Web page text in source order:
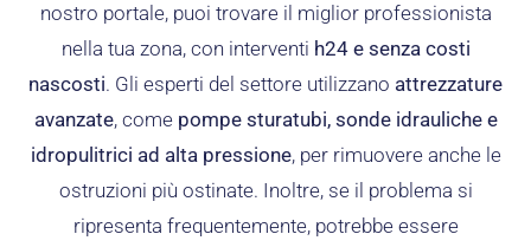
nostro portale, puoi trovare il miglior professionista
nella tua zona, con interventi h24 e senza costi
nascosti. Gli esperti del settore utilizzano attrezzature
avanzate, come pompe sturatubi, sonde idrauliche e
idropulitrici ad alta pressione, per rimuovere anche le
ostruzioni più ostinate. Inoltre, se il problema si
ripresenta frequentemente, potrebbe essere